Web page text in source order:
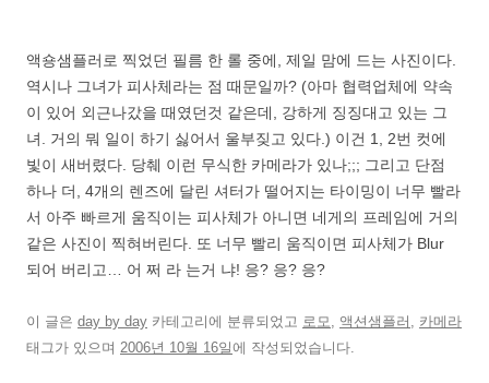
액숑샘플러로 찍었던 필름 한 롤 중에, 제일 맘에 드는 사진이다.
역시나 그녀가 피사체라는 점 때문일까? (아마 협력업체에 약속
이 있어 외근나갔을 때였던것 같은데, 강하게 징징대고 있는 그
녀. 거의 뭐 일이 하기 싫어서 울부짖고 있다.) 이건 1, 2번 컷에
빛이 새버렸다. 당췌 이런 무식한 카메라가 있나;;; 그리고 단점
하나 더, 4개의 렌즈에 달린 셔터가 떨어지는 타이밍이 너무 빨라
서 아주 빠르게 움직이는 피사체가 아니면 네게의 프레임에 거의
같은 사진이 찍혀버린다. 또 너무 빨리 움직이면 피사체가 Blur
되어 버리고… 어 쩌 라 는거 냐! 응? 응? 응?
이 글은 day by day 카테고리에 분류되었고 로모, 액션샘플러 , 카메라
태그가 있으며 2006년 10월 16일에 작성되었습니다.